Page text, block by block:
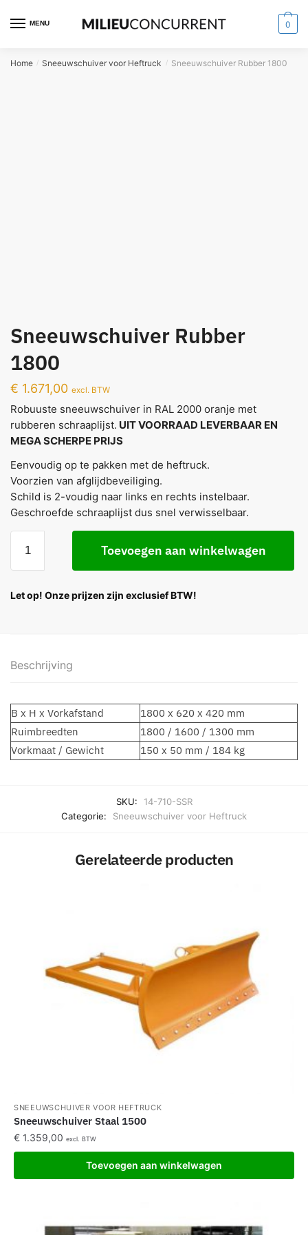
MENU 0
Home / Sneeuwschuiver voor Heftruck / Sneeuwschuiver Rubber 1800
Sneeuwschuiver Rubber
1800
€ 1.671,00 excl. BTW
Robuuste sneeuwschuiver in RAL 2000 oranje met
rubberen schraaplijst. UIT VOORRAAD LEVERBAAR EN
MEGA SCHERPE PRIJS
Eenvoudig op te pakken met de heftruck.
Voorzien van afglijdbeveiliging.
Schild is 2-voudig naar links en rechts instelbaar.
Geschroefde schraaplijst dus snel verwisselbaar.
Toevoegen aan winkelwagen
Let op! Onze prijzen zijn exclusief BTW!
Beschrijving
B x H x Vorkafstand
1800 x 620 x 420 mm
Ruimbreedten
1800 / 1600 / 1300 mm
Vorkmaat / Gewicht
150 x 50 mm / 184 kg
SKU:
14-710-SSR
Categorie:
Sneeuwschuiver voor Heftruck
Gerelateerde producten
SNEEUWSCHUIVER VOOR HEFTRUCK
Sneeuwschuiver Staal 1500
€ 1.359,00 excl. BTW
Toevoegen aan winkelwagen